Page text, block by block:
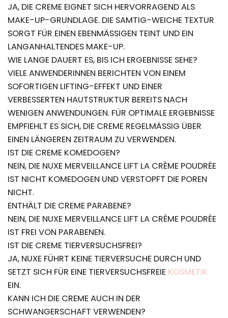
JA, DIE CREME EIGNET SICH HERVORRAGEND ALS
MAKE-UP-GRUNDLAGE. DIE SAMTIG-WEICHE TEXTUR
SORGT FÜR EINEN EBENMÄSSIGEN TEINT UND EIN L
ANGANHALTENDES MAKE-UP.
WIE LANGE DAUERT ES, BIS ICH ERGEBNISSE SEHE?
VIELE ANWENDERINNEN BERICHTEN VON EINEM
SOFORTIGEN LIFTING-EFFEKT UND EINER
VERBESSERTEN HAUTSTRUKTUR BEREITS NACH
WENIGEN ANWENDUNGEN. FÜR OPTIMALE ERGEBNISSE
EMPFIEHLT ES SICH, DIE CREME REGELMÄSSIG ÜBER E
INEN LÄNGEREN ZEITRAUM ZU VERWENDEN.
IST DIE CREME KOMEDOGEN?
NEIN, DIE NUXE MERVEILLANCE LIFT LA CRÈME POUDRÉE
IST NICHT KOMEDOGEN UND VERSTOPFT DIE POREN
NICHT.
ENTHÄLT DIE CREME PARABENE?
NEIN, DIE NUXE MERVEILLANCE LIFT LA CRÈME POUDRÉE
IST FREI VON PARABENEN.
IST DIE CREME TIERVERSUCHSFREI?
JA, NUXE FÜHRT KEINE TIERVERSUCHE DURCH UND
SETZT SICH FÜR EINE TIERVERSUCHSFREIE KOSMETIK
EIN.
KANN ICH DIE CREME AUCH IN DER
SCHWANGERSCHAFT VERWENDEN?